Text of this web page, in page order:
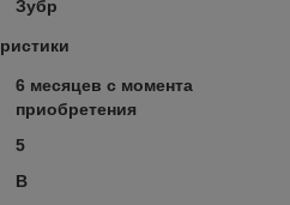
Зубр
6 месяцев с момента
приобретения
5
В